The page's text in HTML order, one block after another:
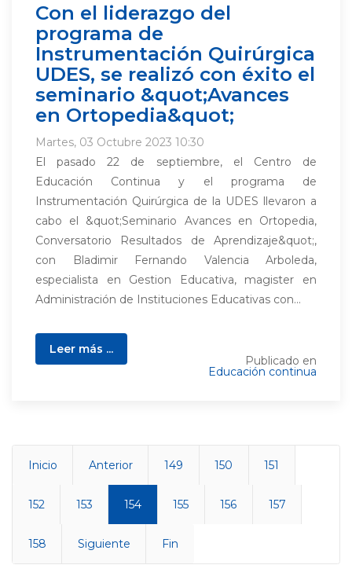
Con el liderazgo del
programa de
Instrumentación Quirúrgica
UDES, se realizó con éxito el
seminario &quot;Avances
en Ortopedia&quot;
Martes, 03 Octubre 2023 10:30
El pasado 22 de septiembre, el Centro de
Educación Continua y el programa de
Instrumentación Quirúrgica de la UDES llevaron a
cabo el &quot;Seminario Avances en Ortopedia,
Conversatorio Resultados de Aprendizaje&quot;,
con Bladimir Fernando Valencia Arboleda,
especialista en Gestion Educativa, magister en
Administración de Instituciones Educativas con...
Leer más ...
Publicado en
Educación continua
Inicio Anterior 149 150 151
152 153 154 155 156 157
158 Siguiente Fin